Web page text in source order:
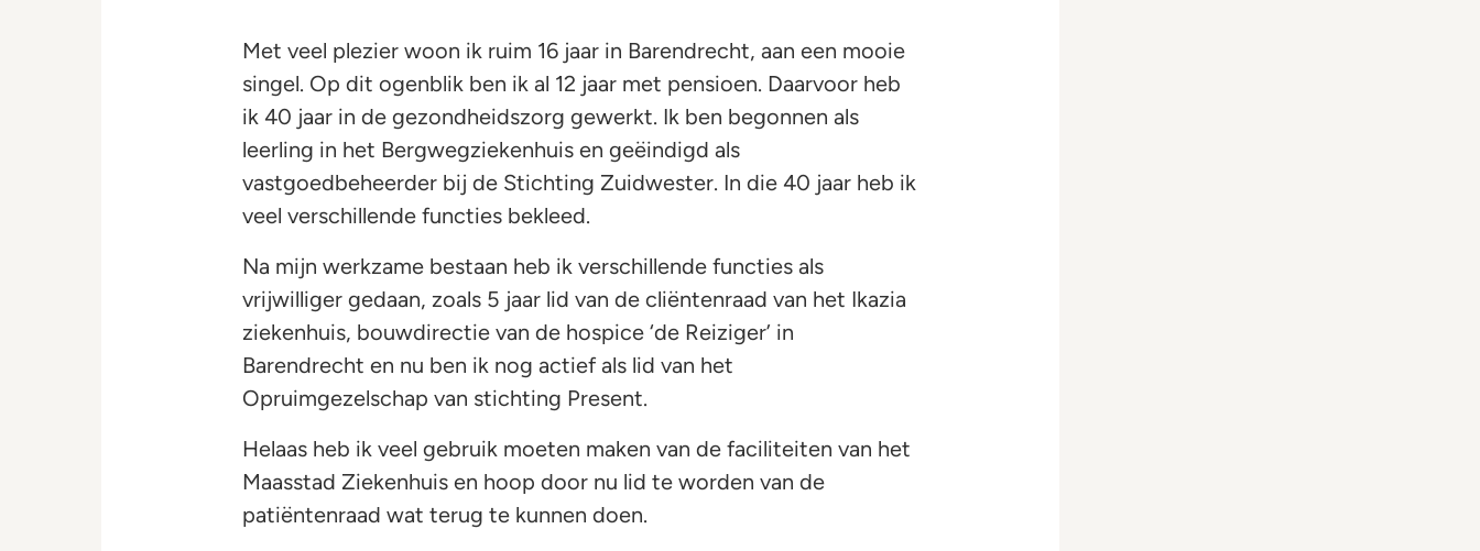
Met veel plezier woon ik ruim 16 jaar in Barendrecht, aan een mooie
singel. Op dit ogenblik ben ik al 12 jaar met pensioen. Daarvoor heb
ik 40 jaar in de gezondheidszorg gewerkt. Ik ben begonnen als
leerling in het Bergwegziekenhuis en geëindigd als
vastgoedbeheerder bij de Stichting Zuidwester. In die 40 jaar heb ik
veel verschillende functies bekleed.
Na mijn werkzame bestaan heb ik verschillende functies als
vrijwilliger gedaan, zoals 5 jaar lid van de cliëntenraad van het Ikazia
ziekenhuis, bouwdirectie van de hospice ‘de Reiziger’ in
Barendrecht en nu ben ik nog actief als lid van het
Opruimgezelschap van stichting Present.
Helaas heb ik veel gebruik moeten maken van de faciliteiten van het
Maasstad Ziekenhuis en hoop door nu lid te worden van de
patiëntenraad wat terug te kunnen doen.